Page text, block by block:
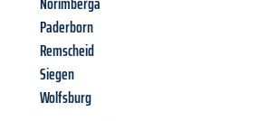
Paderborn
Remscheid
Siegen
Wolfsburg